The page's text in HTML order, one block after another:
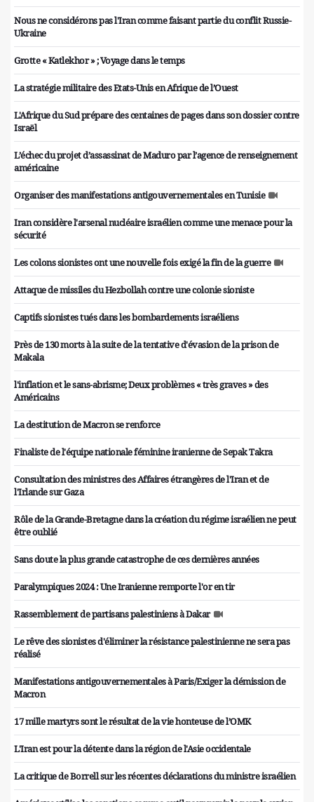
Nous ne considérons pas l'Iran comme faisant partie du conflit Russie-
Ukraine
Grotte « Katlekhor » ; Voyage dans le temps
La stratégie militaire des Etats-Unis en Afrique de l’Ouest
L'Afrique du Sud prépare des centaines de pages dans son dossier contre
Israël
L’échec du projet d’assassinat de Maduro par l’agence de renseignement
américaine
Organiser des manifestations antigouvernementales en Tunisie
Iran considère l'arsenal nucléaire israélien comme une menace pour la
sécurité
Les colons sionistes ont une nouvelle fois exigé la fin de la guerre
Attaque de missiles du Hezbollah contre une colonie sioniste
Captifs sionistes tués dans les bombardements israéliens
Près de 130 morts à la suite de la tentative d'évasion de la prison de
Makala
l'inflation et le sans-abrisme; Deux problèmes « très graves » des
Américains
La destitution de Macron se renforce
Finaliste de l'équipe nationale féminine iranienne de Sepak Takra
Consultation des ministres des Affaires étrangères de l'Iran et de
l'Irlande sur Gaza
Rôle de la Grande-Bretagne dans la création du régime israélien ne peut
être oublié
Sans doute la plus grande catastrophe de ces dernières années
Paralympiques 2024 : Une Iranienne remporte l'or en tir
Rassemblement de partisans palestiniens à Dakar
Le rêve des sionistes d'éliminer la résistance palestinienne ne sera pas
réalisé
Manifestations antigouvernementales à Paris/Exiger la démission de
Macron
17 mille martyrs sont le résultat de la vie honteuse de l’OMK
L'Iran est pour la détente dans la région de l'Asie occidentale
La critique de Borrell sur les récentes déclarations du ministre israélien